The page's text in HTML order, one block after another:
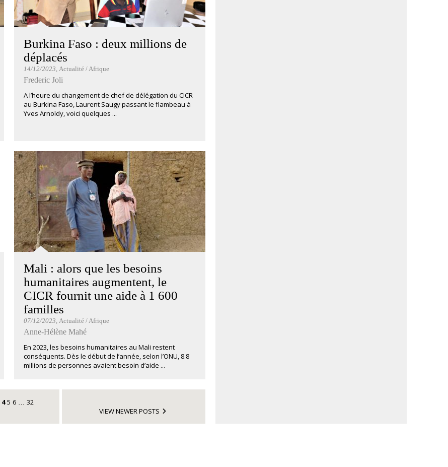
Burkina Faso : deux millions de
déplacés
14/12/2023, Actualité / Afrique
Frederic Joli
A l’heure du changement de chef de délégation du CICR
au Burkina Faso, Laurent Saugy passant le flambeau à
Yves Arnoldy, voici quelques ...
Mali : alors que les besoins
humanitaires augmentent, le
CICR fournit une aide à 1 600
familles
07/12/2023, Actualité / Afrique
Anne-Hélène Mahé
En 2023, les besoins humanitaires au Mali restent
conséquents. Dès le début de l’année, selon l’ONU, 8.8
millions de personnes avaient besoin d’aide ...
4 5 6 … 32
VIEW NEWER POSTS